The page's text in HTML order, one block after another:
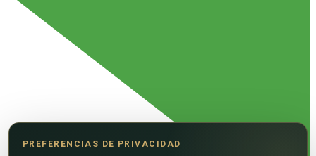
PREFERENCIAS DE PRIVACIDAD